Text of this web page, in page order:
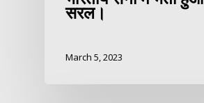
सरल।
March 5, 2023